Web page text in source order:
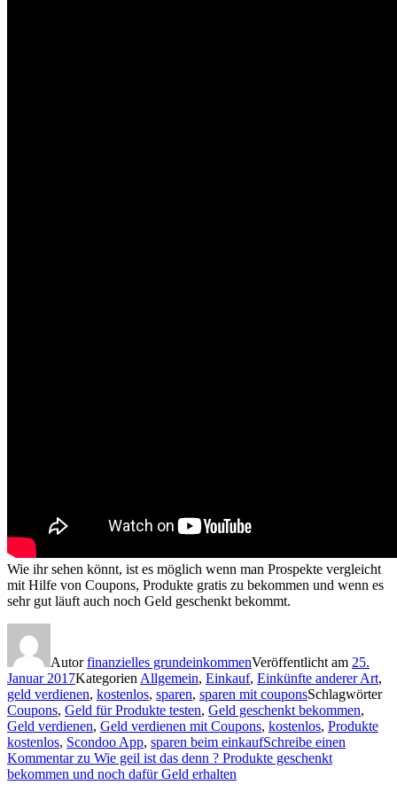
Wie ihr sehen könnt, ist es möglich wenn man Prospekte vergleicht
mit Hilfe von Coupons, Produkte gratis zu bekommen und wenn es
sehr gut läuft auch noch Geld geschenkt bekommt.
Autorfinanzielles grundeinkommenVeröffentlicht am 25.
Januar 2017Kategorien Allgemein, Einkauf, Einkünfte anderer Art,
geld verdienen, kostenlos, sparen, sparen mit couponsSchlagwörter
Coupons, Geld für Produkte testen, Geld geschenkt bekommen,
Geld verdienen, Geld verdienen mit Coupons, kostenlos, Produkte
kostenlos, Scondoo App, sparen beim einkaufSchreibe einen
Kommentarzu Wie geil ist das denn ? Produkte geschenkt
bekommen und noch dafür Geld erhalten